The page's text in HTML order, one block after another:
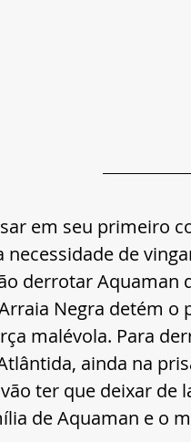
em seu primeiro
necessidade de
derrotar Aquaman
Negra detém o
malévola. Para
ainda na
ter que deixar
de Aquaman e o